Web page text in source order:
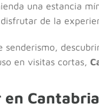
una estancia
de la
en visitas cortas,
en Cantabria